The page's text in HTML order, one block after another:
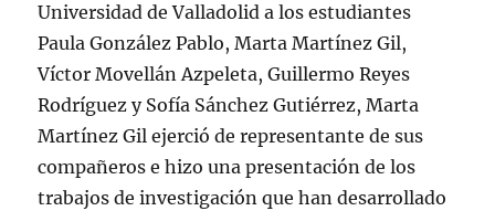
Universidad de Valladolid a los estudiantes
Paula González Pablo, Marta Martínez Gil,
Víctor Movellán Azpeleta, Guillermo Reyes
Rodríguez y Sofía Sánchez Gutiérrez, Marta
Martínez Gil ejerció de representante de sus
compañeros e hizo una presentación de los
trabajos de investigación que han desarrollado